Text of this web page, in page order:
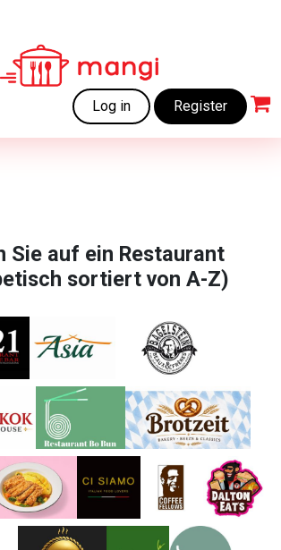
Log in Register
Sie auf ein Restaurant
sortiert von A-Z)